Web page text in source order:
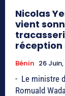
Nicolas
vient
réception
Bénin 26 Juin,
- Le ministre
Romuald